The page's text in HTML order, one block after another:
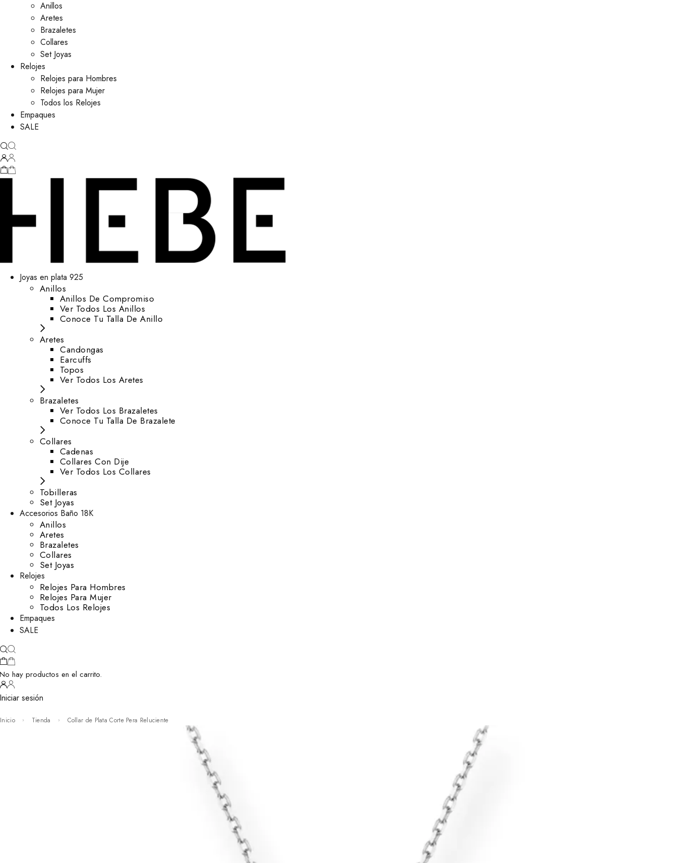
Anillos
Aretes
Brazaletes
Collares
Set Joyas
Relojes
Relojes para Hombres
Relojes para Mujer
Todos los Relojes
Empaques
SALE
Joyas en plata 925
Anillos
Anillos De Compromiso
Ver Todos Los Anillos
Conoce Tu Talla De Anillo
Aretes
⁠Candongas
Earcuffs
Topos
Ver Todos Los Aretes
Brazaletes
Ver Todos Los Brazaletes
Conoce Tu Talla De Brazalete
Collares
Cadenas
Collares Con Dije
Ver Todos Los Collares
Tobilleras
Set Joyas
Accesorios Baño 18K
Anillos
Aretes
Brazaletes
Collares
Set Joyas
Relojes
Relojes Para Hombres
Relojes Para Mujer
Todos Los Relojes
Empaques
SALE
hay productos en el carrito.
sesión
Inicio Tienda Collar de Plata Corte Pera Reluciente